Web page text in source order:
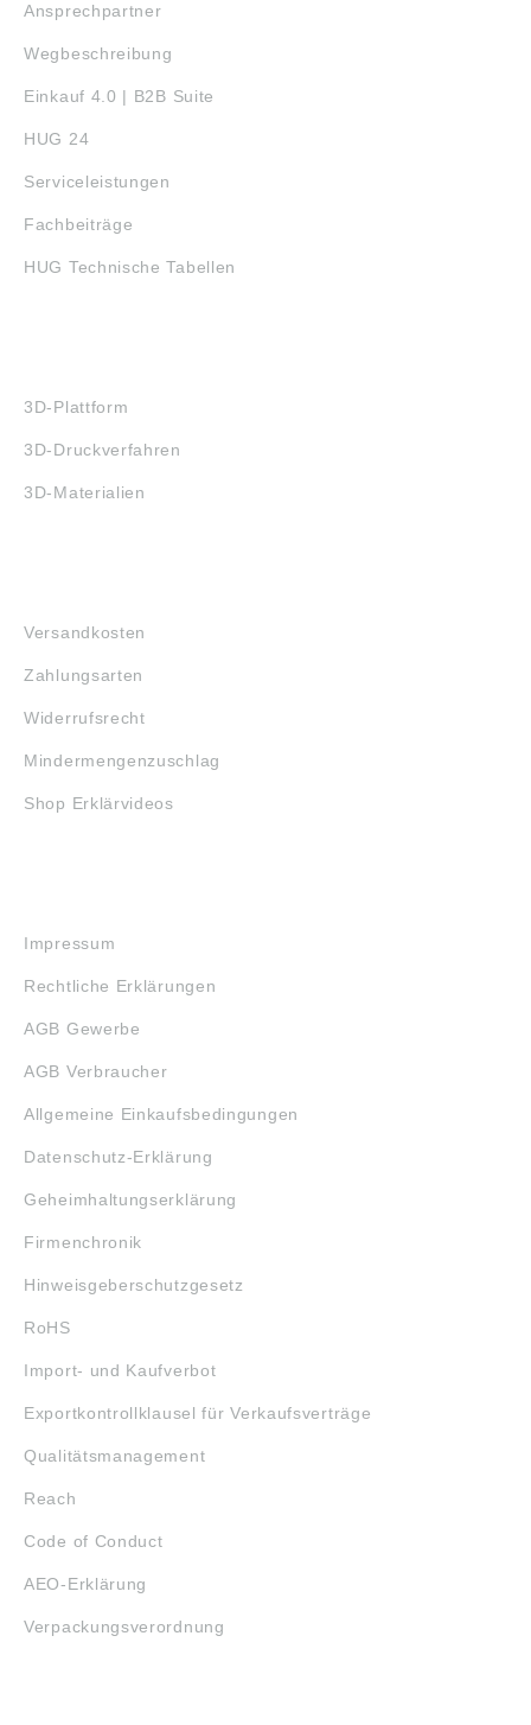
Ansprechpartner
Wegbeschreibung
Einkauf 4.0 | B2B Suite
HUG 24
Serviceleistungen
Fachbeiträge
HUG Technische Tabellen
3D-Plattform
3D-Druckverfahren
3D-Materialien
Versandkosten
Zahlungsarten
Widerrufsrecht
Mindermengenzuschlag
Shop Erklärvideos
Impressum
Rechtliche Erklärungen
AGB Gewerbe
AGB Verbraucher
Allgemeine Einkaufsbedingungen
Datenschutz-Erklärung
Geheimhaltungserklärung
Firmenchronik
Hinweisgeberschutzgesetz
RoHS
Import- und Kaufverbot
Exportkontrollklausel für Verkaufsverträge
Qualitätsmanagement
Reach
Code of Conduct
AEO-Erklärung
Verpackungsverordnung